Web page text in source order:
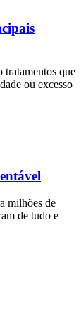
que
ou excesso
milhões de
de tudo e